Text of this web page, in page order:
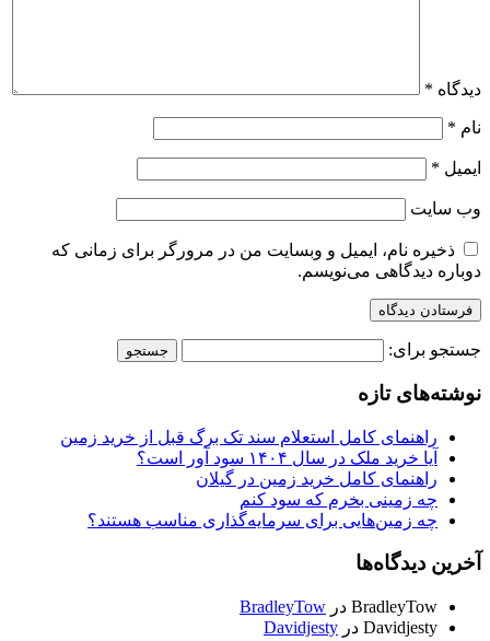
دیدگاه *
نام *
ایمیل *
وب‌ سایت
ذخیره نام، ایمیل و وبسایت من در مرورگر برای زمانی که
دوباره دیدگاهی می‌نویسم.
جستجو برای:
نوشته‌های تازه
راهنمای کامل استعلام سند تک برگ قبل از خرید زمین
آیا خرید ملک در سال ۱۴۰۴ سود آور است؟
راهنمای کامل خرید زمین در گیلان
چه زمینی بخرم که سود کنم
چه زمین‌هایی برای سرمایه‌گذاری مناسب هستند؟
آخرین دیدگاه‌ها
BradleyTow در BradleyTow
Davidjesty در Davidjesty